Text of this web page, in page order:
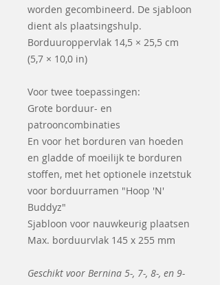
worden gecombineerd. De sjabloon
dient als plaatsingshulp.
Borduuroppervlak 14,5 × 25,5 cm
(5,7 × 10,0 in)
Voor twee toepassingen:
Grote borduur- en
patrooncombinaties
En voor het borduren van hoeden
en gladde of moeilijk te borduren
stoffen, met het optionele inzetstuk
voor borduurramen "Hoop 'N'
Buddyz"
Sjabloon voor nauwkeurig plaatsen
Max. borduurvlak 145 x 255 mm
Geschikt voor Bernina 5-, 7-, 8-, en 9-